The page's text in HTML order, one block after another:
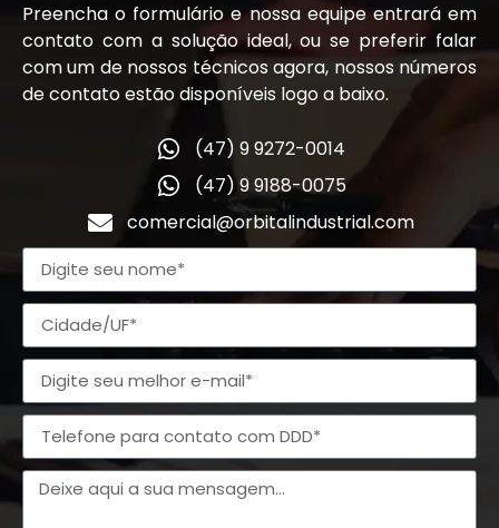
Preencha o formulário e nossa equipe entrará em
contato com a solução ideal, ou se preferir falar
com um de nossos técnicos agora, nossos números
de contato estão disponíveis logo a baixo.
(47) 9 9272-0014
(47) 9 9188-0075
comercial@orbitalindustrial.com